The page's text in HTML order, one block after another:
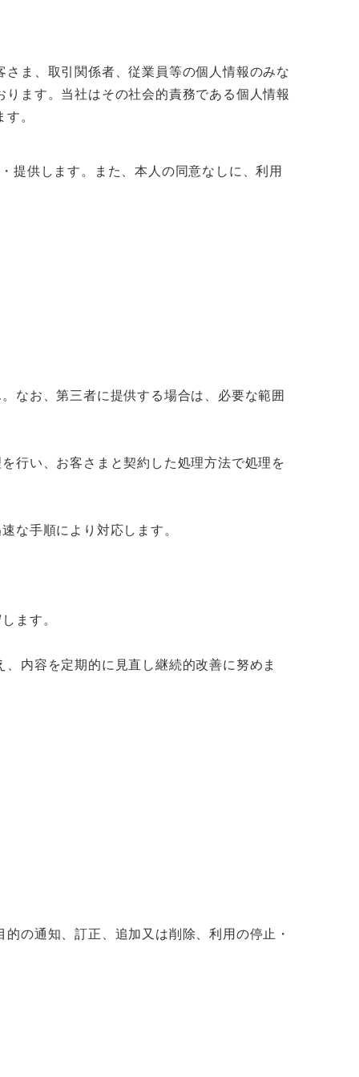
ま、取引関係者、従業員等の個人情報のみな
ます。当社はその社会的責務である個人情報
。
提供します。また、本人の同意なしに、利用
なお、第三者に提供する場合は、必要な範囲
行い、お客さまと契約した処理方法で処理を
な手順により対応します。
ます。
内容を定期的に見直し継続的改善に努めま
の通知、訂正、追加又は削除、利用の停止・